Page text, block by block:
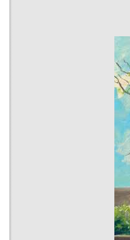
Steffen
in
Lehre
der
der